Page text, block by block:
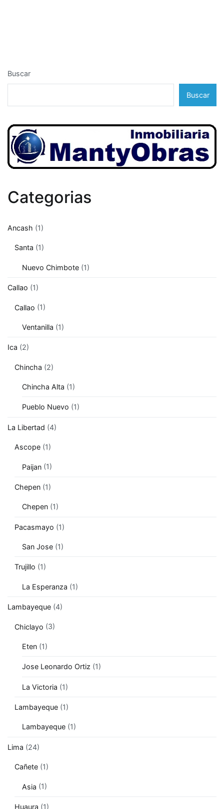
Buscar
Buscar
Categorias
Ancash (1)
Santa (1)
Nuevo Chimbote(1)
Callao (1)
Callao (1)
Ventanilla (1)
Ica (2)
Chincha (2)
Chincha Alta (1)
Pueblo Nuevo (1)
La Libertad (4)
Ascope (1)
Paijan(1)
Chepen (1)
Chepen(1)
Pacasmayo (1)
San Jose(1)
Trujillo (1)
La Esperanza (1)
Lambayeque (4)
Chiclayo (3)
Eten(1)
Jose Leonardo Ortiz (1)
La Victoria (1)
Lambayeque (1)
Lambayeque(1)
Lima (24)
Cañete (1)
Asia (1)
Huaura (1)